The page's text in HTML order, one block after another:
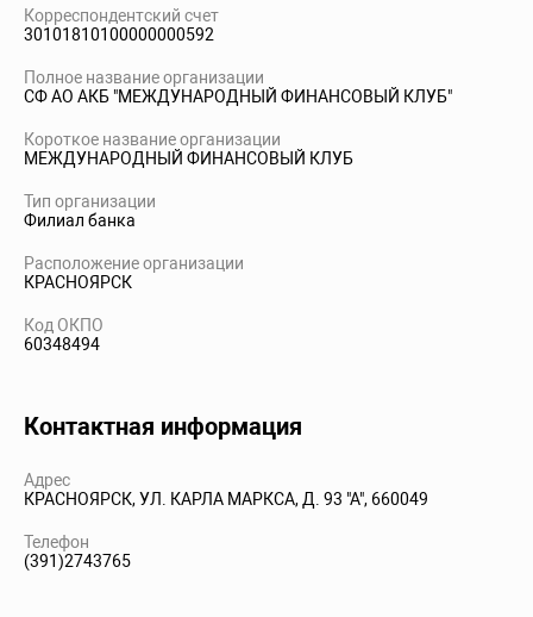
Корреспондентский счет
30101810100000000592
Полное название организации
СФ АО АКБ "МЕЖДУНАРОДНЫЙ ФИНАНСОВЫЙ КЛУБ"
Короткое название организации
МЕЖДУНАРОДНЫЙ ФИНАНСОВЫЙ КЛУБ
Тип организации
Филиал банка
Расположение организации
КРАСНОЯРСК
Код ОКПО
60348494
Контактная информация
Адрес
КРАСНОЯРСК, УЛ. КАРЛА МАРКСА, Д. 93 "А", 660049
Телефон
(391)2743765